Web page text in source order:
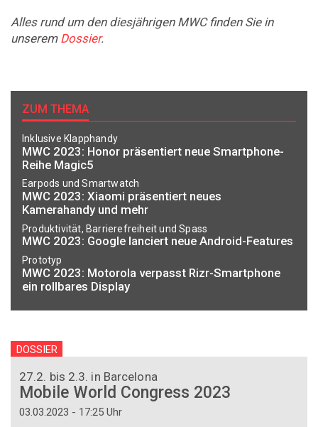
Alles rund um den diesjährigen MWC finden Sie in
unserem Dossier.
ZUM THEMA
Inklusive Klapphandy
MWC 2023: Honor präsentiert neue Smartphone-
Reihe Magic5
Earpods und Smartwatch
MWC 2023: Xiaomi präsentiert neues
Kamerahandy und mehr
Produktivität, Barrierefreiheit und Spass
MWC 2023: Google lanciert neue Android-Features
Prototyp
MWC 2023: Motorola verpasst Rizr-Smartphone
ein rollbares Display
DOSSIER
27.2. bis 2.3. in Barcelona
Mobile World Congress 2023
03.03.2023 - 17:25 Uhr